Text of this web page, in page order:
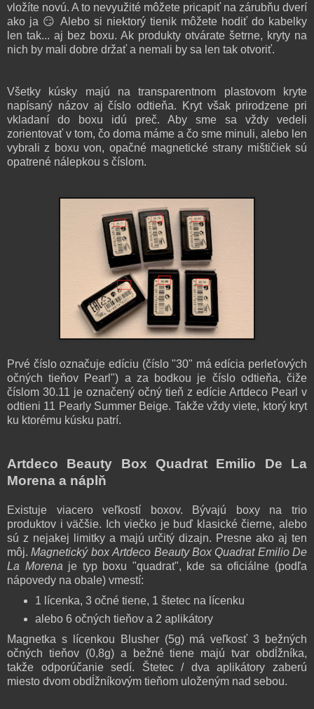
vložíte novú. A to nevyužité môžete pricapiť na zárubňu dverí
ako ja 😏 Alebo si niektorý tienik môžete hodiť do kabelky
len tak... aj bez boxu. Ak produkty otvárate šetrne, kryty na
nich by mali dobre držať a nemali by sa len tak otvoriť.
Všetky kúsky majú na transparentnom plastovom kryte
napísaný názov aj číslo odtieňa. Kryt však prirodzene pri
vkladaní do boxu idú preč.Aby sme sa vždy vedeli
zorientovať v tom, čo doma máme a čo sme minuli, alebo len
vybrali z boxu von, opačné magnetické strany mištičiek sú
opatrené nálepkou s číslom.
Prvé číslo označuje edíciu (číslo "30" má edícia perleťových
očných tieňov Pearl") a za bodkou je číslo odtieňa, čiže
číslom 30.11 je označený očný tieň z edície Artdeco Pearl v
odtieni 11 Pearly Summer Beige. Takže vždy viete, ktorý kryt
ku ktorému kúsku patrí.
Artdeco Beauty Box Quadrat Emilio De La
Morena a náplň
Existuje viacero veľkostí boxov. Bývajú boxy na trio
produktov i väčšie. Ich viečko je buď klasické čierne, alebo
sú z nejakej limitky a majú určitý dizajn. Presne ako aj ten
môj.Magnetický boxArtdeco Beauty Box Quadrat Emilio De
La Morena je typ boxu "quadrat", kde sa oficiálne (podľa
nápovedy na obale) vmestí:
1 lícenka, 3 očné tiene, 1 štetec na lícenku
alebo 6 očných tieňov a 2 aplikátory
Magnetka s lícenkou Blusher (5g) má veľkosť 3 bežných
očných tieňov (0,8g) a bežné tiene majú tvar obdĺžníka,
takže odporúčanie sedí. Štetec / dva aplikátory zaberú
miesto dvom obdĺžníkovým tieňom uloženým nad sebou.